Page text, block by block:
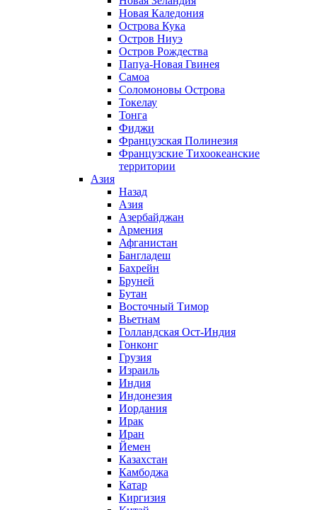
Новая Каледония
Острова Кука
Остров Ниуэ
Остров Рождества
Папуа-Новая Гвинея
Самоа
Соломоновы Острова
Токелау
Тонга
Фиджи
Французская Полинезия
Французские Тихоокеанские
территории
Азия
Назад
Азия
Азербайджан
Армения
Афганистан
Бангладеш
Бахрейн
Бруней
Бутан
Восточный Тимор
Вьетнам
Голландская Ост-Индия
Гонконг
Грузия
Израиль
Индия
Индонезия
Иордания
Ирак
Иран
Йемен
Казахстан
Камбоджа
Катар
Киргизия